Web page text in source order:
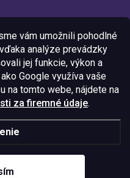
vám umožnili pohodlné
analýze prevádzky
jej funkcie, výkon a
Google využíva vaše
na tomto webe, nájdete na
za firemné údaje.
FOA bezpečne a bez obáv.
HTTPS sú vaše citlivé
bezpečí.
Slovakia s.r.o.,
811 09